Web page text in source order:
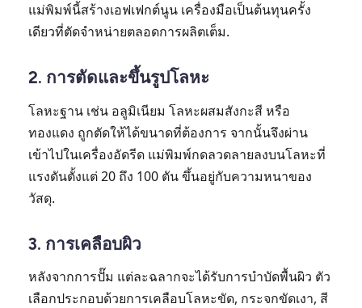
แม่พิมพ์นี้สร้างเอฟเฟกต์นูน เครื่องมือเป็นต้นทุนครั้ง
เดียวที่ตัดจำหน่ายตลอดการผลิตเต็ม.
2. การตัดและขึ้นรูปโลหะ
โลหะฐาน เช่น อลูมิเนียม โลหะผสมสังกะสี หรือ
ทองแดง ถูกตัดให้ได้ขนาดที่ต้องการ จากนั้นจึงผ่าน
เข้าไปในเครื่องอัดรีด แม่พิมพ์กดลวดลายลงบนโลหะที่
แรงดันตั้งแต่ 20 ถึง 100 ตัน ขึ้นอยู่กับความหนาของ
วัสดุ.
3. การเคลือบผิว
หลังจากการปั๊ม แต่ละฉลากจะได้รับการบำบัดพื้นผิว ตัว
เลือกประกอบด้วยการเคลือบโลหะขัด, กระจกขัดเงา, สี